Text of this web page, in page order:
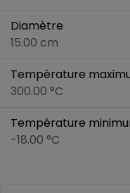
Diamètre
15.00 cm
Température
300.00 °C
Température
-18.00 °C